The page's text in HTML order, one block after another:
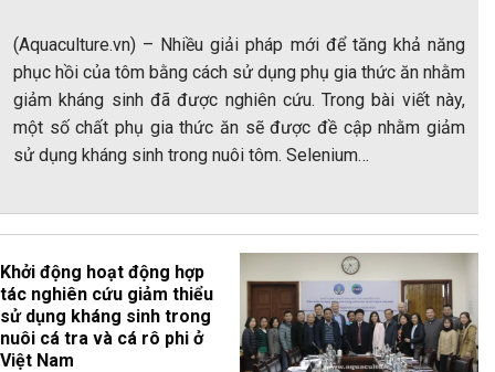
(Aquaculture.vn) – Nhiều giải pháp mới để tăng khả năng
phục hồi của tôm bằng cách sử dụng phụ gia thức ăn nhằm
giảm kháng sinh đã được nghiên cứu. Trong bài viết này,
một số chất phụ gia thức ăn sẽ được đề cập nhằm giảm
sử dụng kháng sinh trong nuôi tôm. Selenium…
Khởi động hoạt động hợp
tác nghiên cứu giảm thiểu
sử dụng kháng sinh trong
nuôi cá tra và cá rô phi ở
Việt Nam